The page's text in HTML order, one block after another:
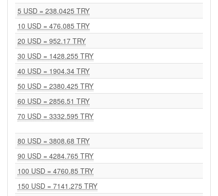
5 USD = 238.0425 TRY
10 USD = 476.085 TRY
20 USD = 952.17 TRY
30 USD = 1428.255 TRY
40 USD = 1904.34 TRY
50 USD = 2380.425 TRY
60 USD = 2856.51 TRY
70 USD = 3332.595 TRY
80 USD = 3808.68 TRY
90 USD = 4284.765 TRY
100 USD = 4760.85 TRY
150 USD = 7141.275 TRY